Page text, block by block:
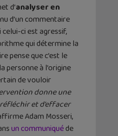
d’analyser en
d’un commentaire
ci est agressif,
qui détermine la
pense que c’est le
personne à l’origine
de vouloir
donne une
et d’effacer
Adam Mosseri,
un communiquéde